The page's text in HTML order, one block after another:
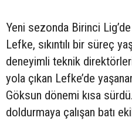
Yeni sezonda Birinci
Lefke, sıkıntılı bir süreç
deneyimli teknik
yola çıkan Lefke’de
Göksun dönemi kısa
doldurmaya çalışan batı